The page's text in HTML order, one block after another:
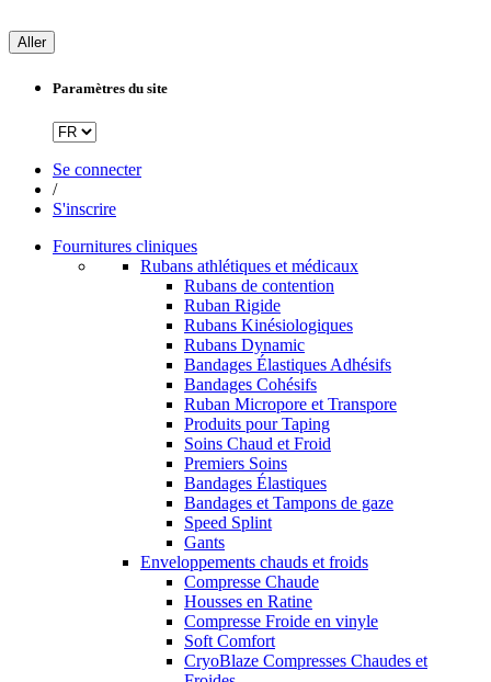
Aller
Paramètres du site
Se connecter
/
S'inscrire
Fournitures cliniques
Rubans athlétiques et médicaux
Rubans de contention
Ruban Rigide
Rubans Kinésiologiques
Rubans Dynamic
Bandages Élastiques Adhésifs
Bandages Cohésifs
Ruban Micropore et Transpore
Produits pour Taping
Soins Chaud et Froid
Premiers Soins
Bandages Élastiques
Bandages et Tampons de gaze
Speed Splint
Gants
Enveloppements chauds et froids
Compresse Chaude
Housses en Ratine
Compresse Froide en vinyle
Soft Comfort
CryoBlaze Compresses Chaudes et